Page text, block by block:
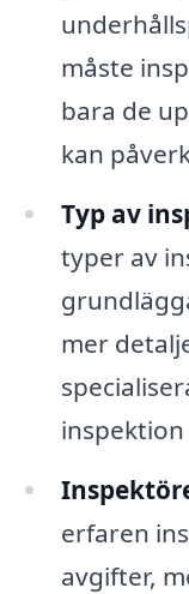
måste
bara de
kan
Typ av
typer av
mer
erfaren
avgifter,